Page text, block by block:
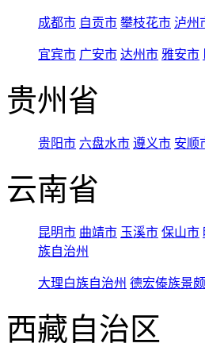
成都市 自贡市 攀枝花市 泸州
宜宾市 广安市 达州市 雅安市
贵州省
贵阳市 六盘水市 遵义市 安顺
云南省
昆明市 曲靖市 玉溪市 保山市
族自治州
大理白族自治州 德宏傣族景
西藏自治区